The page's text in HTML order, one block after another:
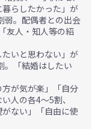
らしたかった」が
弱。配偶者との出会
友人・知人等の紹
いと思わない」が
。「結婚はしたい
が気が楽」「自分
人の各4～5割、
がない」「自由に使